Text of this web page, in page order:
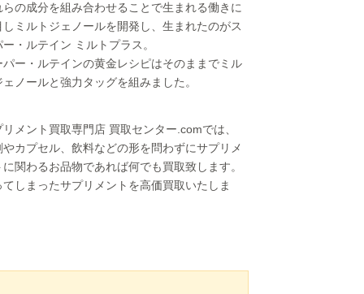
らの成分を組み合わせることで生まれる働きに
しミルトジェノールを開発し、生まれたのがス
ー・ルテイン ミルトプラス。
パー・ルテインの黄金レシピはそのままでミル
ェノールと強力タッグを組みました。
リメント買取専門店 買取センター.comでは、
やカプセル、飲料などの形を問わずにサプリメ
に関わるお品物であれば何でも買取致します。
てしまったサプリメントを高価買取いたしま